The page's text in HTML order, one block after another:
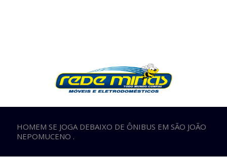
HOMEM SE JOGA DEBAIXO DE ÔNIBUS EM SÃO JOÃO
NEPOMUCENO .